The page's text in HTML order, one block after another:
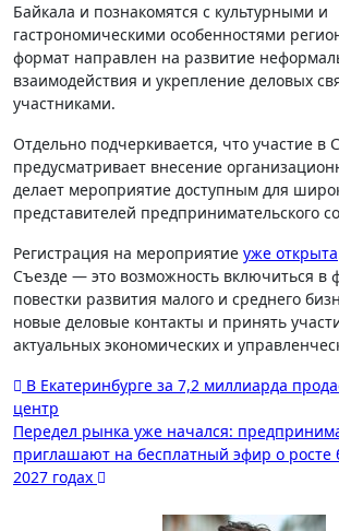
Байкала и познакомятся с культурными и
гастрономическими особенностями
формат направлен на развитие
взаимодействия и укрепление деловых
участниками.
Отдельно подчеркивается, что участие в
предусматривает внесение
делает мероприятие доступным для
представителей предпринимательского
Регистрация на мероприятие уже открыта
Съезде — это возможность включиться в
повестки развития малого и среднего
новые деловые контакты и принять
актуальных экономических и
Навигация
по
записям
В Екатеринбурге за 7,2 миллиарда
центр
Передел рынка уже начался:
приглашают на бесплатный эфир о росте
2027 годах